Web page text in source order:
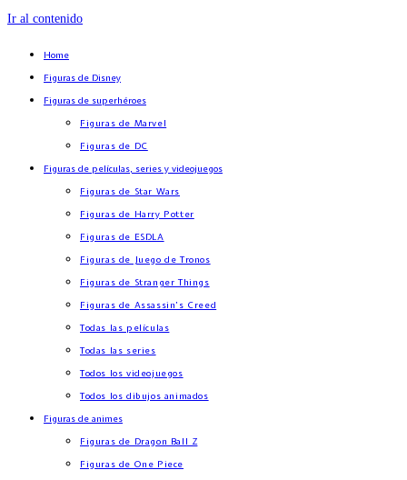
Ir al contenido
Home
Figuras de Disney
Figuras de superhéroes
Figuras de Marvel
Figuras de DC
Figuras de películas, series y videojuegos
Figuras de Star Wars
Figuras de Harry Potter
Figuras de ESDLA
Figuras de Juego de Tronos
Figuras de Stranger Things
Figuras de Assassin’s Creed
Todas las películas
Todas las series
Todos los videojuegos
Todos los dibujos animados
Figuras de animes
Figuras de Dragon Ball Z
Figuras de One Piece